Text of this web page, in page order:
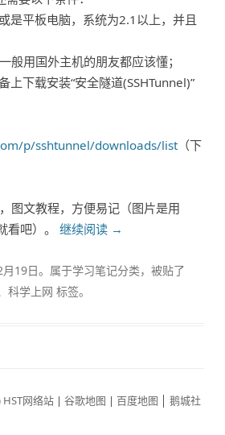
是平板电脑，系统为2.1以上，并且
般用国外主机的朋友都应该懂；
下载安装“安全隧道(SSHTunnel)”
p/sshtunnel/downloads/list（下
图文教程，方便易记（图片是用
看吧）。继续阅读 →
19日。属于学习笔记分类，被贴了
科学上网 标签。
HST网络站 |谷歌地图 |百度地图 │鹅城社